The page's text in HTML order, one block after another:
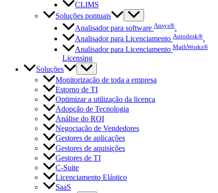
CLIMS
Soluções pontuais
Analisador para software Ansys®.
Analisador para Licenciamento Autodesk®.
Analisador para Licenciamento MathWorks®
Licensing
Soluções
Monitorização de toda a empresa
Estorno de TI
Optimizar a utilização da licença
Adopção de Tecnologia
Análise do ROI
Negociação de Vendedores
Gestores de aplicações
Gestores de aquisições
Gestores de TI
C-Suite
Licenciamento Elástico
SaaS